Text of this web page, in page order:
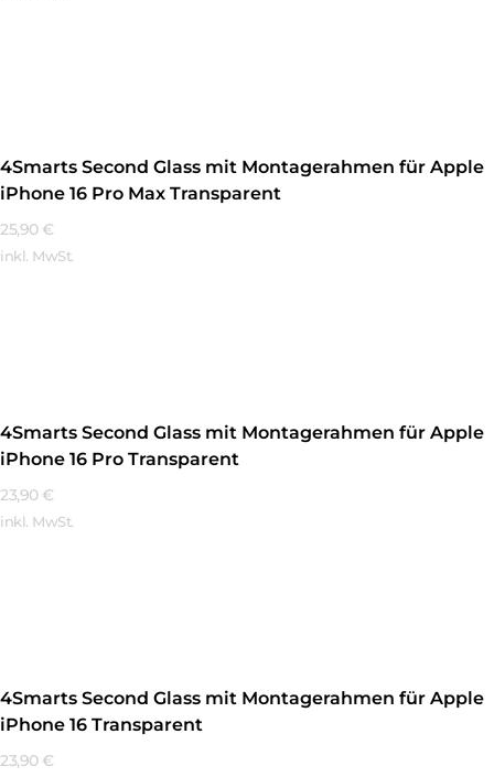
4Smarts Second Glass mit Montagerahmen für Apple
iPhone 16 Pro Max Transparent
25,90 €
inkl. MwSt.
4Smarts Second Glass mit Montagerahmen für Apple
iPhone 16 Pro Transparent
23,90 €
inkl. MwSt.
4Smarts Second Glass mit Montagerahmen für Apple
iPhone 16 Transparent
23,90 €